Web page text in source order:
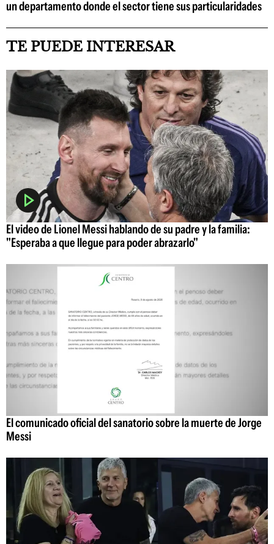
un departamento donde el sector tiene sus particularidades
TE PUEDE INTERESAR
El video de Lionel Messi hablando de su padre y la familia:
"Esperaba a que llegue para poder abrazarlo"
El comunicado oficial del sanatorio sobre la muerte de Jorge
Messi